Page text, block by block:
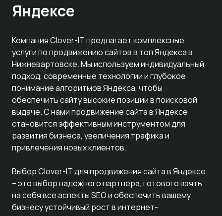
Яндексе
Компания Clover-IT предлагает комплексные
услуги по продвижению сайтов в топ Яндекса в
Нижневартовске. Мы используем индивидуальный
подход, современные технологии и глубокое
понимание алгоритмов Яндекса, чтобы
обеспечить сайту высокие позиции в поисковой
выдаче. С нами продвижение сайта в Яндексе
становится эффективным инструментом для
развития бизнеса, увеличения трафика и
привлечения новых клиентов.
Выбор Clover-IT для продвижения сайта в Яндексе
– это выбор надежного партнера, готового взять
на себя все аспекты SEO и обеспечить вашему
бизнесу устойчивый рост в интернет-